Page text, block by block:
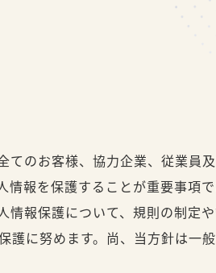
のお客様、協力企業、従業員
報を保護することが重要事項
報保護について、規則の制定
に努めます。尚、当方針は一